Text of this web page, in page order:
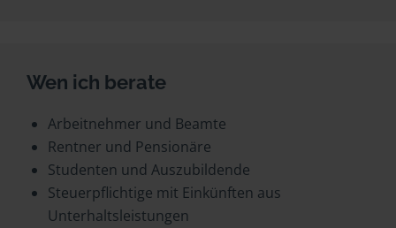
Wen ich berate
Arbeitnehmer und Beamte
Rentner und Pensionäre
Studenten und Auszubildende
Steuerpflichtige mit Einkünften aus
Unterhaltsleistungen